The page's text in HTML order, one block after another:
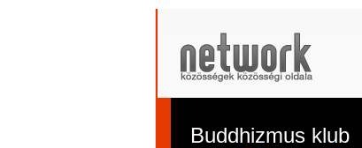
Buddhizmus klub